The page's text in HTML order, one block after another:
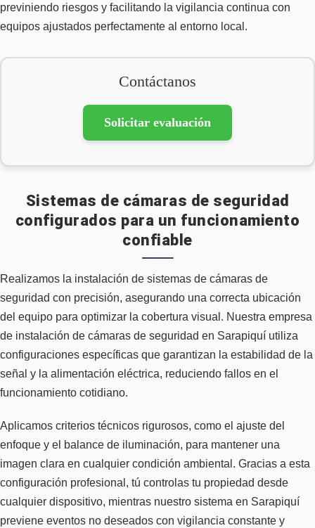
previniendo riesgos y facilitando la vigilancia continua con
equipos ajustados perfectamente al entorno local.
Contáctanos
Solicitar evaluación
Sistemas de cámaras de seguridad
configurados para un funcionamiento
confiable
Realizamos la instalación de sistemas de cámaras de
seguridad con precisión, asegurando una correcta ubicación
del equipo para optimizar la cobertura visual. Nuestra empresa
de instalación de cámaras de seguridad en Sarapiquí utiliza
configuraciones específicas que garantizan la estabilidad de la
señal y la alimentación eléctrica, reduciendo fallos en el
funcionamiento cotidiano.
Aplicamos criterios técnicos rigurosos, como el ajuste del
enfoque y el balance de iluminación, para mantener una
imagen clara en cualquier condición ambiental. Gracias a esta
configuración profesional, tú controlas tu propiedad desde
cualquier dispositivo, mientras nuestro sistema en Sarapiquí
previene eventos no deseados con vigilancia constante y